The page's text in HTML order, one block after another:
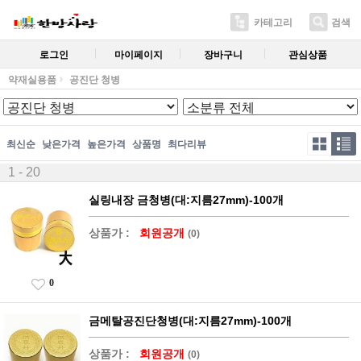
카테고리 검색
로그인 마이페이지 장바구니 관심상품
약재실용품 공진단 청병
최신순 낮은가격 높은가격 상품명 최다리뷰
1 - 20
실링내장 금청병(대:지름27mm)-100개
상품가 : 회원공개 (0)
0
금메탈공진단청병(대:지름27mm)-100개
상품가 : 회원공개 (0)